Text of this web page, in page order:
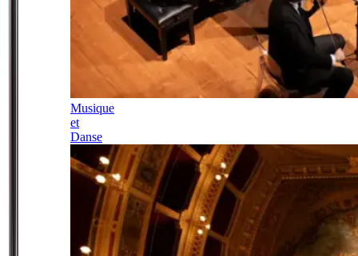
Musique
et
Danse